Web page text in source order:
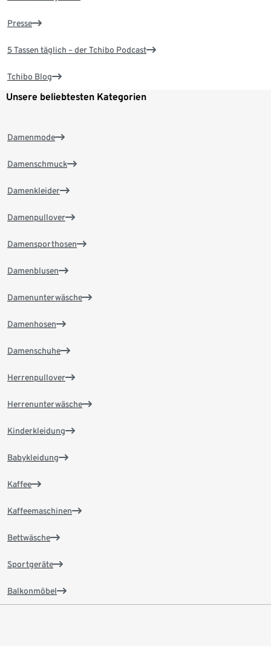
Presse
5 Tassen täglich – der Tchibo Podcast
Tchibo Blog
Unsere beliebtesten Kategorien
Damenmode
Damenschmuck
Damenkleider
Damenpullover
Damensporthosen
Damenblusen
Damenunterwäsche
Damenhosen
Damenschuhe
Herrenpullover
Herrenunterwäsche
Kinderkleidung
Babykleidung
Kaffee
Kaffeemaschinen
Bettwäsche
Sportgeräte
Balkonmöbel